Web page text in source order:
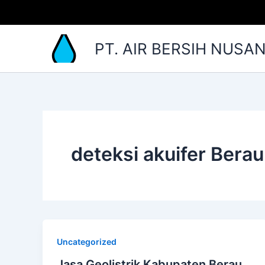
ke
PT. AIR BERSIH
deteksi akuifer Berau
Uncategorized